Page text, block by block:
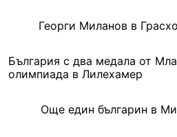
Георги Миланов в
България с два медала от
олимпиада в Лилехамер
Още един българин в